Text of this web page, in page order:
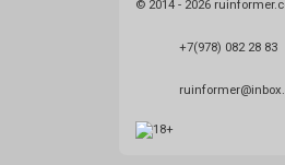
© 2014 - 2026
+7(978) 082 28 83